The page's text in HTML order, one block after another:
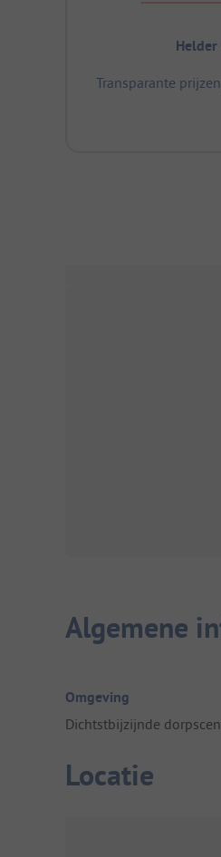
Transparante
Algemene
Omgeving
Dichtstbijzijnde
Locatie